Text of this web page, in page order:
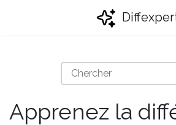
Apprenez la